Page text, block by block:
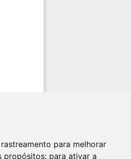
para melhorar
propósitos: para ativar a